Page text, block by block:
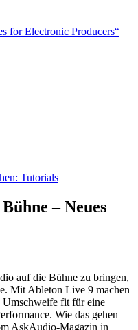
for Electronic Producers“
Tutorials
– Neues
auf die Bühne zu bringen,
Mit Ableton Live 9 machen
Umschweife fit für eine
Wie das gehen
AskAudio-Magazin in